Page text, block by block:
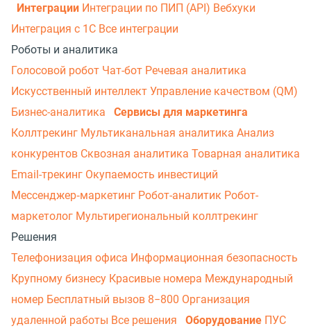
Интеграции Интеграции по ПИП (API) Вебхуки
Интеграция с 1С Все интеграции
Роботы и аналитика
Голосовой робот Чат-бот Речевая аналитика
Искусственный интеллект Управление качеством (QM)
Бизнес-аналитика
Сервисы для маркетинга
Коллтрекинг Мультиканальная аналитика Анализ
конкурентов Сквозная аналитика Товарная аналитика
Email-трекинг Окупаемость инвестиций
Мессенджер‑маркетинг Робот-аналитик Робот-
маркетолог Мультирегиональный коллтрекинг
Решения
Телефонизация офиса Информационная безопасность
Крупному бизнесу Красивые номера Международный
номер Бесплатный вызов 8−800 Организация
удаленной работы Все решения Оборудование ПУС